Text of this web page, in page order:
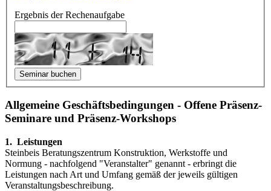
Ergebnis der Rechenaufgabe
Allgemeine Geschäftsbedingungen - Offene Präsenz-
Seminare und Präsenz-Workshops
1. Leistungen
Steinbeis Beratungszentrum Konstruktion, Werkstoffe und
Normung - nachfol­gend "Veranstalter" genannt - erbringt die
Leistungen nach Art und Umfang gemäß der jeweils gültigen
Veranstaltungsbeschreibung.